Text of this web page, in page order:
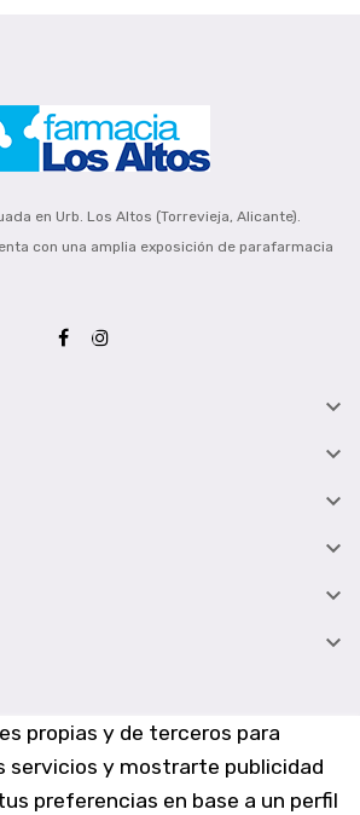
propias y de terceros para
servicios y mostrarte publicidad
preferencias en base a un perfil
en Urb. Los Altos (Torrevieja, Alicante).
con una amplia exposición de parafarmacia





